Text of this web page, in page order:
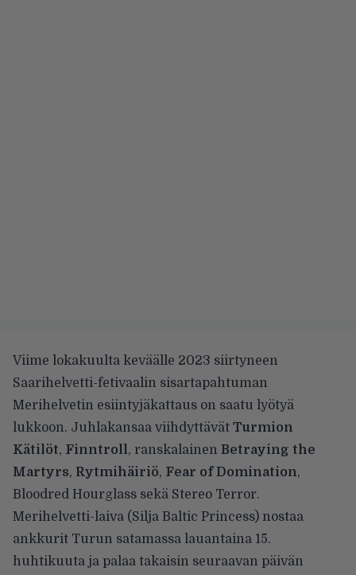
Viime lokakuulta keväälle 2023 siirtyneen
Saarihelvetti-fetivaalin sisartapahtuman
Merihelvetin esiintyjäkattaus on saatu lyötyä
lukkoon. Juhlakansaa viihdyttävät Turmion
Kätilöt, Finntroll, ranskalainen Betraying the
Martyrs, Rytmihäiriö, Fear of Domination,
Bloodred Hourglass sekä Stereo Terror.
Merihelvetti-laiva (Silja Baltic Princess) nostaa
ankkurit Turun satamassa lauantaina 15.
huhtikuuta ja palaa takaisin seuraavan päivän